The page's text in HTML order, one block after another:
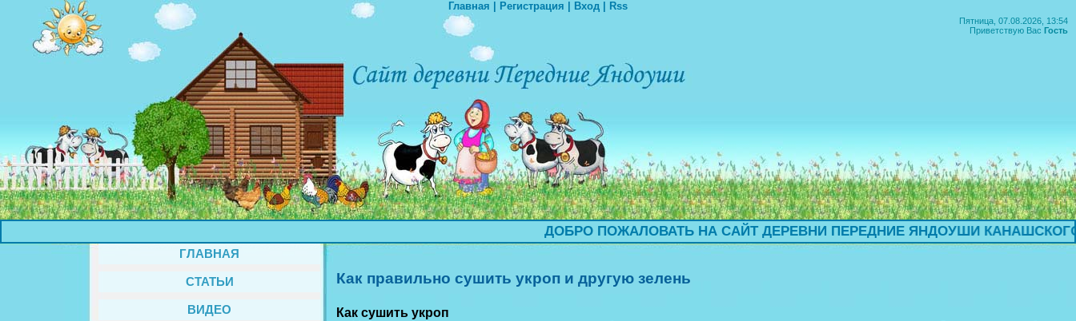
Главная Регистрация Вход Rss
Пятница, 07.08.2026, 13:54
Приветствую Вас Гость
I I
ДОБРО ПОЖАЛОВАТЬ НА САЙТ ДЕРЕВНИ ПЕРЕДНИЕ ЯНДОУШИ КАНАШСКОГО
ГЛАВНАЯ
СТАТЬИ
ВИДЕО
Как правильно сушить укроп и другую зелень
Как сушить укроп